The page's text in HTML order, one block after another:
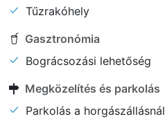
Tűzrakóhely
Gasztronómia
Bográcsozási lehetőség
Megközelítés és parkolás
Parkolás a horgászállásnál